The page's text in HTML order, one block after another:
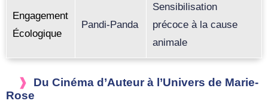
Engagement
Écologique
Pandi-Panda
Sensibilisation
précoce à la cause
animale
Du Cinéma d’Auteur à l’Univers de Marie-
Rose